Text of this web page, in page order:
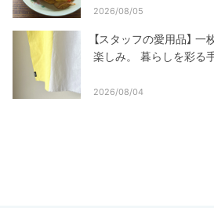
2026/08/05
【スタッフの愛用品】
楽しみ。 暮らしを彩る
2026/08/04